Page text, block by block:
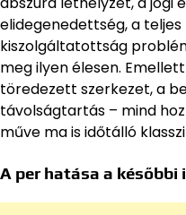
elidegenedettség, a
kiszolgáltatottság
meg ilyen élesen.
töredezett szerkezet, a
távolságtartás – mind
műve ma is időtálló
A per hatása a